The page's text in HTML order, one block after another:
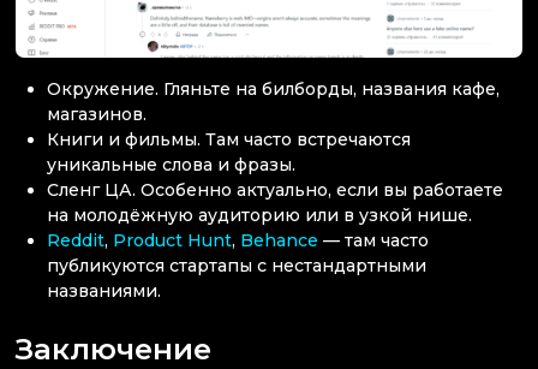
Окружение. Гляньте на билборды, названия кафе,
магазинов.
Книги и фильмы. Там часто встречаются
уникальные слова и фразы.
Сленг ЦА. Особенно актуально, если вы работаете
на молодёжную аудиторию или в узкой нише.
Reddit, Product Hunt, Behance — там часто
публикуются стартапы с нестандартными
названиями.
Заключение